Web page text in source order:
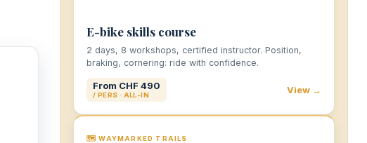
E-bike skills course
2 days, 8 workshops, certified instructor. Position,
braking, cornering: ride with confidence.
From CHF 490
/ PERS · ALL-IN View →
🗺️ WAYMARKED TRAILS